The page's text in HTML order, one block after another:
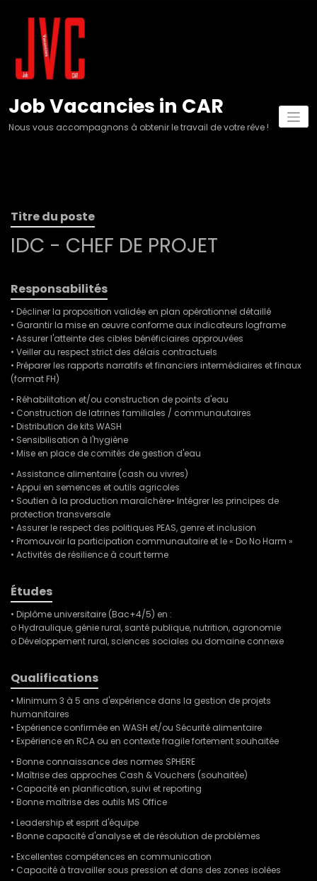
Job Vacancies in CAR
Nous vous accompagnons à obtenir le travail de votre rêve !
Titre du poste
IDC - CHEF DE PROJET
Responsabilités
• Décliner la proposition validée en plan opérationnel détaillé
• Garantir la mise en œuvre conforme aux indicateurs logframe
• Assurer l'atteinte des cibles bénéficiaires approuvées
• Veiller au respect strict des délais contractuels
• Préparer les rapports narratifs et financiers intermédiaires et finaux
(format FH)
• Réhabilitation et/ou construction de points d'eau
• Construction de latrines familiales / communautaires
• Distribution de kits WASH
• Sensibilisation à l'hygiène
• Mise en place de comités de gestion d'eau
• Assistance alimentaire (cash ou vivres)
• Appui en semences et outils agricoles
• Soutien à la production maraîchère• Intégrer les principes de
protection transversale
• Assurer le respect des politiques PEAS, genre et inclusion
• Promouvoir la participation communautaire et le « Do No Harm »
• Activités de résilience à court terme
Études
• Diplôme universitaire (Bac+4/5) en :
o Hydraulique, génie rural, santé publique, nutrition, agronomie
o Développement rural, sciences sociales ou domaine connexe
Qualifications
• Minimum 3 à 5 ans d'expérience dans la gestion de projets
humanitaires
• Expérience confirmée en WASH et/ou Sécurité alimentaire
• Expérience en RCA ou en contexte fragile fortement souhaitée
• Bonne connaissance des normes SPHERE
• Maîtrise des approches Cash & Vouchers (souhaitée)
• Capacité en planification, suivi et reporting
• Bonne maîtrise des outils MS Office
• Leadership et esprit d'équipe
• Bonne capacité d'analyse et de résolution de problèmes
• Excellentes compétences en communication
• Capacité à travailler sous pression et dans des zones isolées